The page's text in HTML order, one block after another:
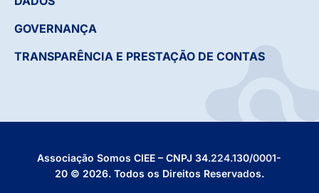
GOVERNANÇA
TRANSPARÊNCIA E PRESTAÇÃO DE CONTAS
Associação Somos CIEE – CNPJ 34.224.130/0001-
20 © 2026. Todos os Direitos Reservados.